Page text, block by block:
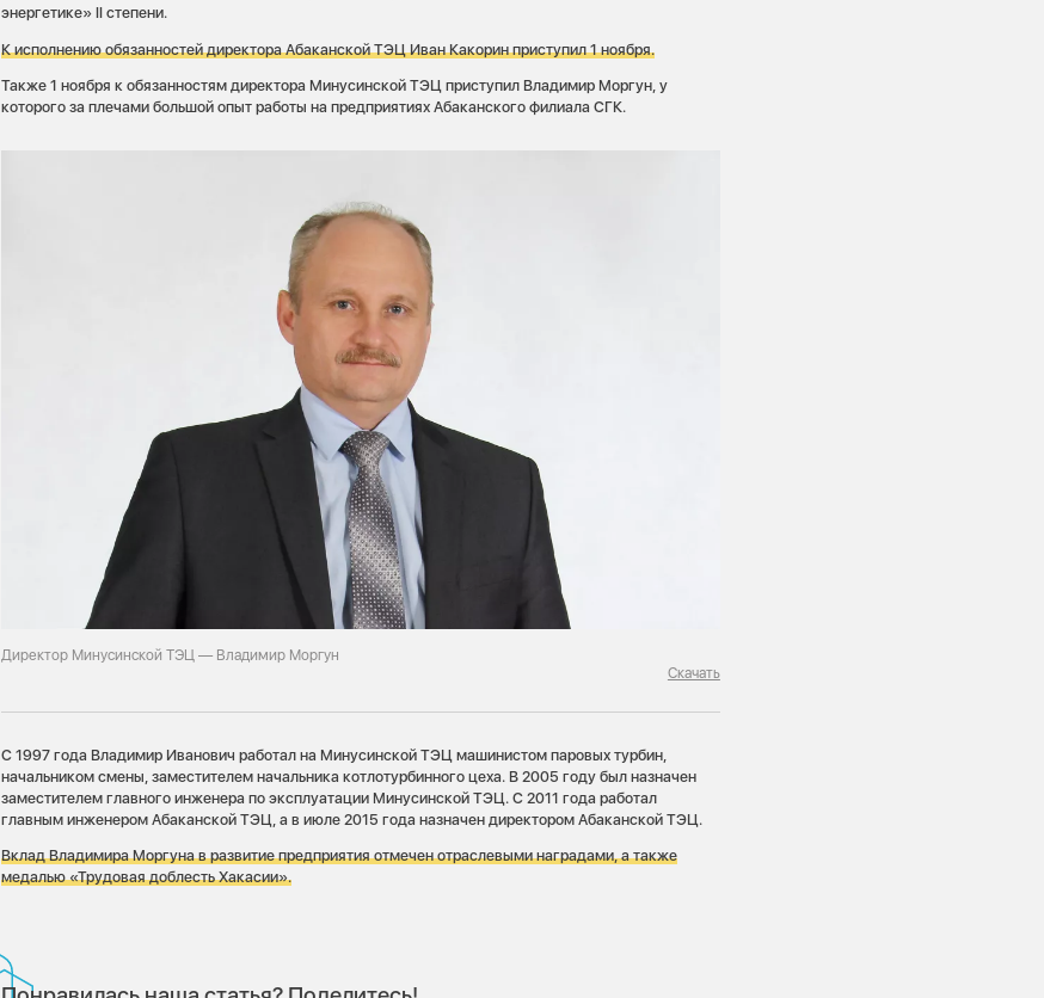
энергетике» II степени.
К исполнению обязанностей директора Абаканской ТЭЦ Иван Какорин приступил 1 ноября.
Также 1 ноября к обязанностям директора Минусинской ТЭЦ приступил Владимир Моргун, у
которого за плечами большой опыт работы на предприятиях Абаканского филиала СГК.
Директор Минусинской ТЭЦ — Владимир Моргун
Скачать
С 1997 года Владимир Иванович работал на Минусинской ТЭЦ машинистом паровых турбин,
начальником смены, заместителем начальника котлотурбинного цеха. В 2005 году был назначен
заместителем главного инженера по эксплуатации Минусинской ТЭЦ. С 2011 года работал
главным инженером Абаканской ТЭЦ, а в июле 2015 года назначен директором Абаканской ТЭЦ.
Вклад Владимира Моргуна в развитие предприятия отмечен отраслевыми наградами, а также
медалью «Трудовая доблесть Хакасии».